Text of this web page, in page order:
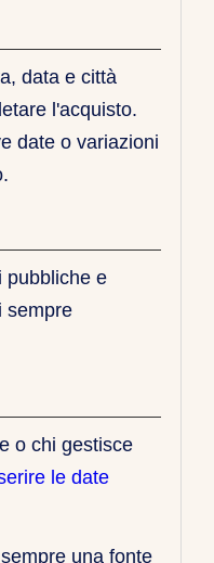
data e città
l'acquisto.
date o variazioni
pubbliche e
sempre
o chi gestisce
le date
una fonte